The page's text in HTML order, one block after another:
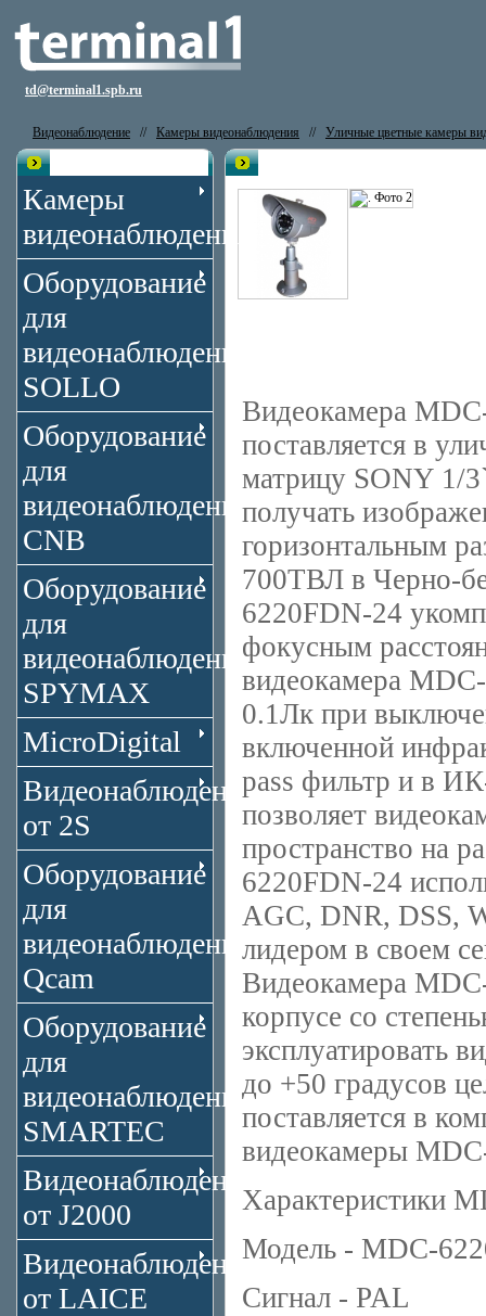
td@terminal1.spb.ru
Видеонаблюдение // Камеры видеонаблюдения // Уличные цветные камеры
Камеры
видеонаблюдения
Оборудование
для
видеонаблюдения
SOLLO
Оборудование
для
видеонаблюдения
CNB
Оборудование
для
видеонаблюдения
SPYMAX
MicroDigital
Видеонаблюдение
от 2S
Оборудование
для
видеонаблюдения
Qcam
Оборудование
для
видеонаблюдения
SMARTEC
Видеонаблюдение
от J2000
Видеонаблюдение
от LAICE
Видеокамера
поставляется в
матрицу SONY 1/
получать
горизонтальным
700ТВЛ в Черно-
6220FDN-24
фокусным
видеокамера
0.1Лк при
включенной
pass фильтр и в
позволяет
пространство на
6220FDN-24
AGC, DNR, DSS,
лидером в своем
Видеокамера
корпусе со
эксплуатировать
до +50 градусов
поставляется в
видеокамеры
Характеристики
Модель - MDC-
Сигнал - PAL